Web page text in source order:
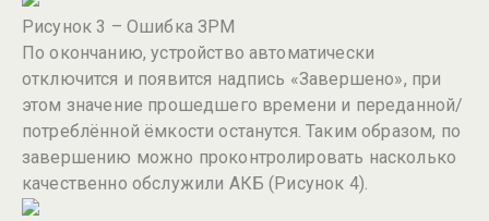
Рисунок 3 – Ошибка ЗРМ
По окончанию, устройство автоматически
отключится и появится надпись «Завершено», при
этом значение прошедшего времени и переданной/
потреблённой ёмкости останутся. Таким образом, по
завершению можно проконтролировать насколько
качественно обслужили АКБ (Рисунок 4).